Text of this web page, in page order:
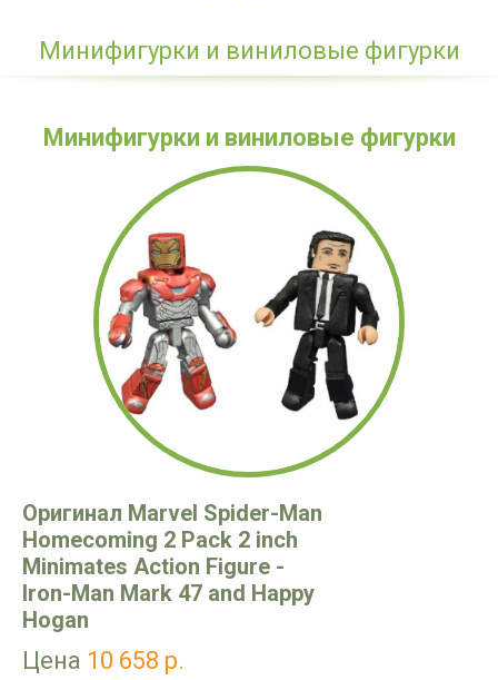
Минифигурки и виниловые фигурки
Минифигурки и виниловые фигурки
Оригинал Marvel Spider-Man
Homecoming 2 Pack 2 inch
Minimates Action Figure -
Iron-Man Mark 47 and Happy
Hogan
Цена 10 658 р.